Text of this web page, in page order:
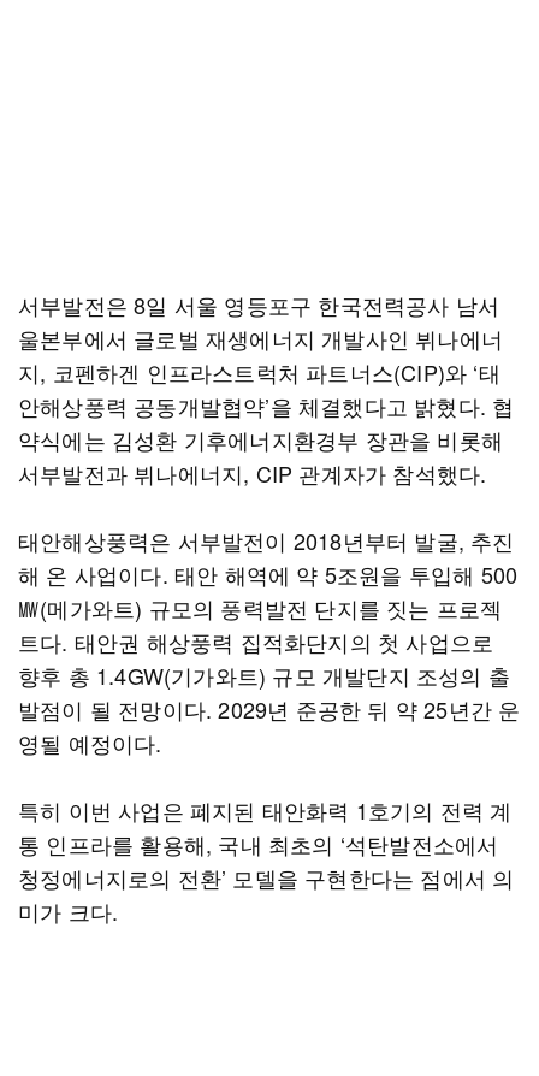
서부발전은 8일 서울 영등포구 한국전력공사 남서
울본부에서 글로벌 재생에너지 개발사인 뷔나에너
지, 코펜하겐 인프라스트럭처 파트너스(CIP)와 ‘태
안해상풍력 공동개발협약’을 체결했다고 밝혔다. 협
약식에는 김성환 기후에너지환경부 장관을 비롯해
서부발전과 뷔나에너지, CIP 관계자가 참석했다.
태안해상풍력은 서부발전이 2018년부터 발굴, 추진
해 온 사업이다. 태안 해역에 약 5조원을 투입해 500
㎿(메가와트) 규모의 풍력발전 단지를 짓는 프로젝
트다. 태안권 해상풍력 집적화단지의 첫 사업으로
향후 총 1.4GW(기가와트) 규모 개발단지 조성의 출
발점이 될 전망이다. 2029년 준공한 뒤 약 25년간 운
영될 예정이다.
특히 이번 사업은 폐지된 태안화력 1호기의 전력 계
통 인프라를 활용해, 국내 최초의 ‘석탄발전소에서
청정에너지로의 전환’ 모델을 구현한다는 점에서 의
미가 크다.